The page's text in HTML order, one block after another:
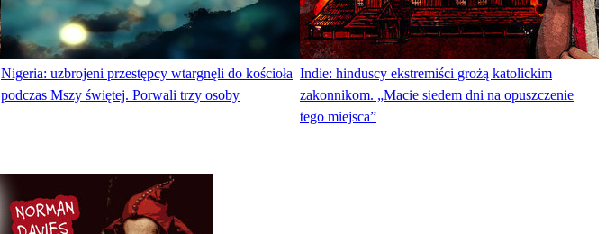
Nigeria: uzbrojeni przestępcy wtargnęli do kościoła
podczas Mszy świętej. Porwali trzy osoby
Indie: hinduscy ekstremiści grożą katolickim
zakonnikom. „Macie siedem dni na opuszczenie
tego miejsca”